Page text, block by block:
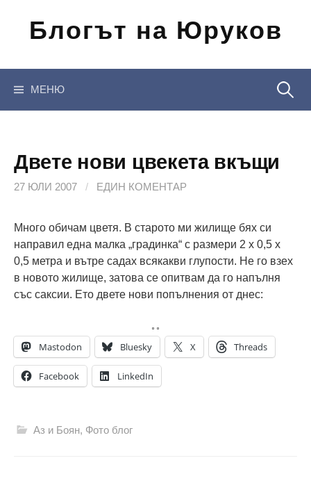
съдържанието
Блогът на Юруков
МЕНЮ
Двете нови цвекета вкъщи
27 ЮЛИ 2007 / ЕДИН КОМЕНТАР
Много обичам цветя. В старото ми жилище бях си
направил една малка „градинка“ с размери 2 х 0,5 х
0,5 метра и вътре садах всякакви глупости. Не го взех
в новото жилище, затова се опитвам да го напълня
със саксии. Ето двете нови попълнения от днес:
Mastodon Bluesky X Threads
Facebook LinkedIn
Аз и Боян, Фото блог